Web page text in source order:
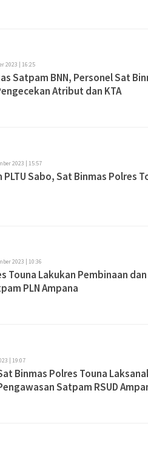
2023 | 16:25
Satpam BNN, Personel Sat
Atribut dan KTA
2023 | 15:57
Sabo, Sat Binmas Polres
2023 | 10:36
Touna Lakukan Pembinaan dan
PLN Ampana
| 19:07
Binmas Polres Touna
Satpam RSUD